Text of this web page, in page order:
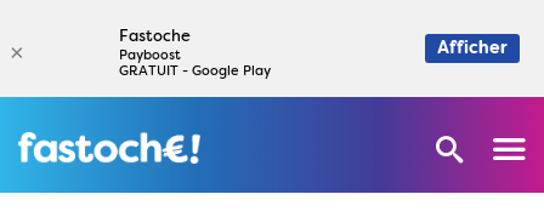
×
Fastoche
Payboost
GRATUIT - Google Play
Afficher